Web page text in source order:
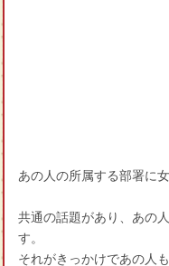
あの人の所属する部署に
共通の話題があり、あの
す。
それがきっかけであの人